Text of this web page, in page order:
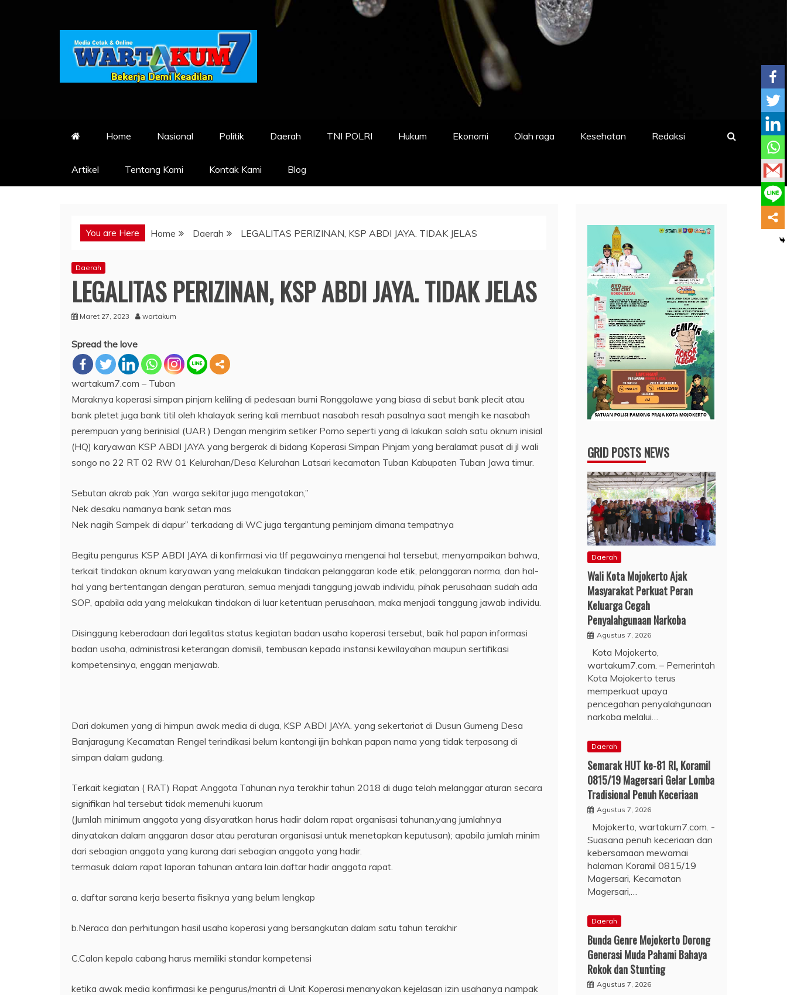
Home Nasional Politik Daerah TNI POLRI Hukum Ekonomi Olah raga Kesehatan Redaksi
Artikel Tentang Kami Kontak Kami Blog
You are Here Home Daerah LEGALITAS PERIZINAN, KSP ABDI JAYA. TIDAK JELAS
Daerah
LEGALITAS PERIZINAN, KSP ABDI JAYA. TIDAK JELAS
Maret 27, 2023 wartakum
Spread the love
wartakum7.com – Tuban
Maraknya koperasi simpan pinjam keliling di pedesaan bumi Ronggolawe yang biasa di sebut bank plecit atau
bank pletet juga bank titil oleh khalayak sering kali membuat nasabah resah pasalnya saat mengih ke nasabah
perempuan yang berinisial (UAR ) Dengan mengirim setiker Porno seperti yang di lakukan salah satu oknum inisial
(HQ) karyawan KSP ABDI JAYA yang bergerak di bidang Koperasi Simpan Pinjam yang beralamat pusat di jl wali
songo no 22 RT 02 RW 01 Kelurahan/Desa Kelurahan Latsari kecamatan Tuban Kabupaten Tuban Jawa timur.
Sebutan akrab pak ,Yan .warga sekitar juga mengatakan,”
Nek desaku namanya bank setan mas
Nek nagih Sampek di dapur” terkadang di WC juga tergantung peminjam dimana tempatnya
Begitu pengurus KSP ABDI JAYA di konfirmasi via tlf pegawainya mengenai hal tersebut, menyampaikan bahwa,
terkait tindakan oknum karyawan yang melakukan tindakan pelanggaran kode etik, pelanggaran norma, dan hal-
hal yang bertentangan dengan peraturan, semua menjadi tanggung jawab individu, pihak perusahaan sudah ada
SOP, apabila ada yang melakukan tindakan di luar ketentuan perusahaan, maka menjadi tanggung jawab individu.
Disinggung keberadaan dari legalitas status kegiatan badan usaha koperasi tersebut, baik hal papan informasi
badan usaha, administrasi keterangan domisili, tembusan kepada instansi kewilayahan maupun sertifikasi
kompetensinya, enggan menjawab.
Dari dokumen yang di himpun awak media di duga, KSP ABDI JAYA. yang sekertariat di Dusun Gumeng Desa
Banjaragung Kecamatan Rengel terindikasi belum kantongi ijin bahkan papan nama yang tidak terpasang di
simpan dalam gudang.
Terkait kegiatan ( RAT) Rapat Anggota Tahunan nya terakhir tahun 2018 di duga telah melanggar aturan secara
signifikan hal tersebut tidak memenuhi kuorum
(Jumlah minimum anggota yang disyaratkan harus hadir dalam rapat organisasi tahunan,yang jumlahnya
dinyatakan dalam anggaran dasar atau peraturan organisasi untuk menetapkan keputusan); apabila jumlah minim
dari sebagian anggota yang kurang dari sebagian anggota yang hadir.
termasuk dalam rapat laporan tahunan antara lain.daftar hadir anggota rapat.
a. daftar sarana kerja beserta fisiknya yang belum lengkap
b.Neraca dan perhitungan hasil usaha koperasi yang bersangkutan dalam satu tahun terakhir
C.Calon kepala cabang harus memiliki standar kompetensi
ketika awak media konfirmasi ke pengurus/mantri di Unit Koperasi menanyakan kejelasan izin usahanya nampak
GRID POSTS NEWS
Daerah
Wali Kota Mojokerto Ajak
Masyarakat Perkuat Peran
Keluarga Cegah
Penyalahgunaan Narkoba
Agustus 7, 2026
Kota Mojokerto,
wartakum7.com. – Pemerintah
Kota Mojokerto terus
memperkuat upaya
pencegahan penyalahgunaan
narkoba melalui…
Daerah
Semarak HUT ke-81 RI, Koramil
0815/19 Magersari Gelar Lomba
Tradisional Penuh Keceriaan
Agustus 7, 2026
Mojokerto, wartakum7.com. -
Suasana penuh keceriaan dan
kebersamaan mewarnai
halaman Koramil 0815/19
Magersari, Kecamatan
Magersari,…
Daerah
Bunda Genre Mojokerto Dorong
Generasi Muda Pahami Bahaya
Rokok dan Stunting
Agustus 7, 2026